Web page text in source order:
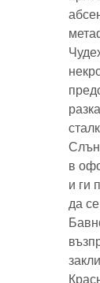
в
и ги
да